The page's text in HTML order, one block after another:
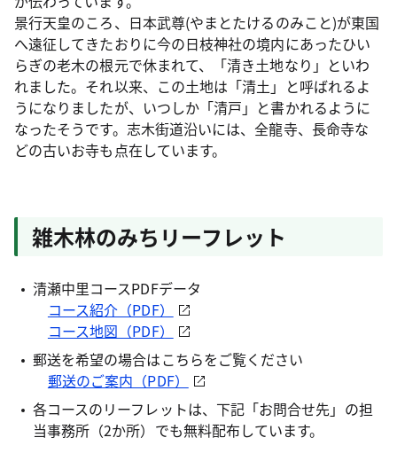
景行天皇のころ、日本武尊(やまとたけるのみこと)が東国
へ遠征してきたおりに今の日枝神社の境内にあったひい
らぎの老木の根元で休まれて、「清き土地なり」といわ
れました。それ以来、この土地は「清土」と呼ばれるよ
うになりましたが、いつしか「清戸」と書かれるように
なったそうです。志木街道沿いには、全龍寺、長命寺な
どの古いお寺も点在しています。
雑木林のみちリーフレット
清瀬中里コースPDFデータ
コース紹介（PDF）
コース地図（PDF）
郵送を希望の場合はこちらをご覧ください
郵送のご案内（PDF）
各コースのリーフレットは、下記「お問合せ先」の担
当事務所（2か所）でも無料配布しています。